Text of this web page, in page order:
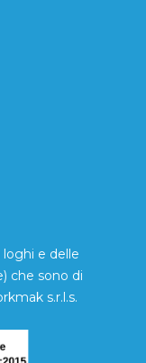
e delle
che sono di
s.r.l.s.